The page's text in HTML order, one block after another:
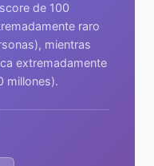
de 100
raro
mientras
extremadamente
millones).